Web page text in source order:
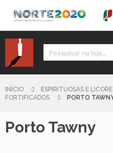
Sessão
Sign
INÍCIO ESPIRITUOSAS E
FORTIFICADOS
PORTO
Porto Tawny